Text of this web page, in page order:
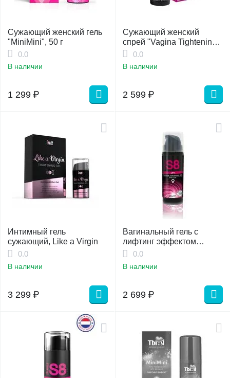
Сужающий женский гель
"MiniMini", 50 г
0.0
В наличии
1 299 ₽
Сужающий женский
спрей "Vagina Tightening
XXS", 50 мл
0.0
В наличии
2 599 ₽
Интимный гель
сужающий, Like a Virgin
0.0
В наличии
3 299 ₽
Вагинальный гель с
лифтинг эффектом
STIMUL8 Tightening Gel
0.0
В наличии
2 699 ₽